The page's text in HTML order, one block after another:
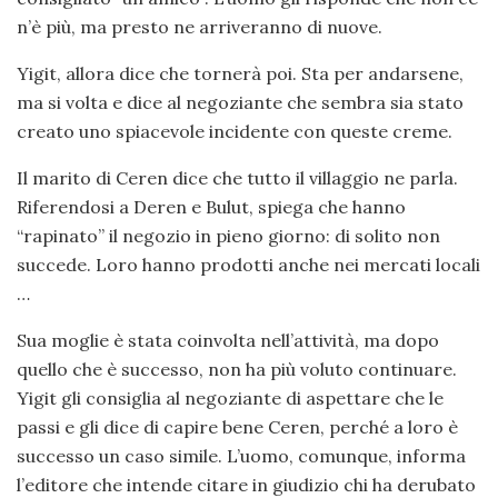
n’è più, ma presto ne arriveranno di nuove.
Yigit, allora dice che tornerà poi. Sta per andarsene,
ma si volta e dice al negoziante che sembra sia stato
creato uno spiacevole incidente con queste creme.
Il marito di Ceren dice che tutto il villaggio ne parla.
Riferendosi a Deren e Bulut, spiega che hanno
“rapinato” il negozio in pieno giorno: di solito non
succede. Loro hanno prodotti anche nei mercati locali
…
Sua moglie è stata coinvolta nell’attività, ma dopo
quello che è successo, non ha più voluto continuare.
Yigit gli consiglia al negoziante di aspettare che le
passi e gli dice di capire bene Ceren, perché a loro è
successo un caso simile. L’uomo, comunque, informa
l’editore che intende citare in giudizio chi ha derubato